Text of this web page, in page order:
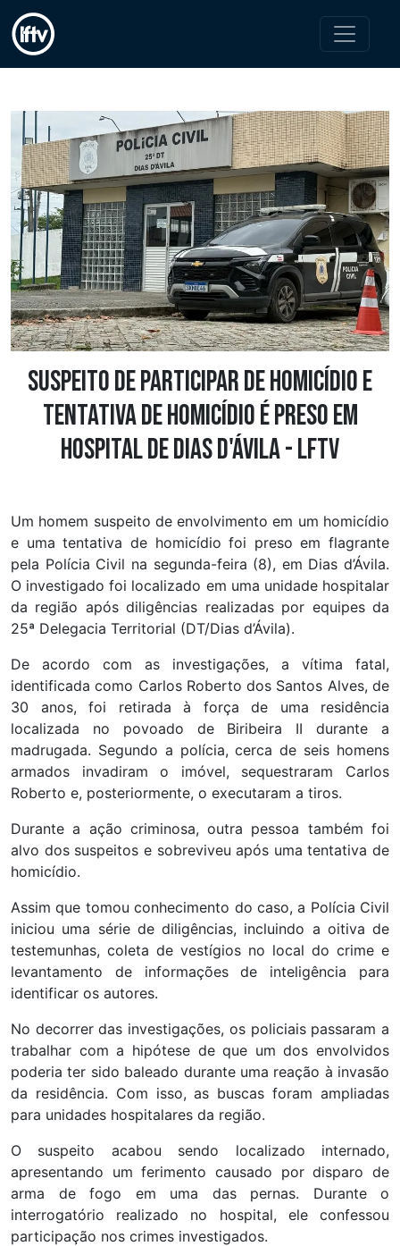
Suspeito de participar de homicídio e
tentativa de homicídio é preso em
hospital de Dias d'Ávila - LFTV
Um homem suspeito de envolvimento em um homicídio
e uma tentativa de homicídio foi preso em flagrante
pela Polícia Civil na segunda-feira (8), em Dias d’Ávila.
O investigado foi localizado em uma unidade hospitalar
da região após diligências realizadas por equipes da
25ª Delegacia Territorial (DT/Dias d’Ávila).
De acordo com as investigações, a vítima fatal,
identificada como Carlos Roberto dos Santos Alves, de
30 anos, foi retirada à força de uma residência
localizada no povoado de Biribeira II durante a
madrugada. Segundo a polícia, cerca de seis homens
armados invadiram o imóvel, sequestraram Carlos
Roberto e, posteriormente, o executaram a tiros.
Durante a ação criminosa, outra pessoa também foi
alvo dos suspeitos e sobreviveu após uma tentativa de
homicídio.
Assim que tomou conhecimento do caso, a Polícia Civil
iniciou uma série de diligências, incluindo a oitiva de
testemunhas, coleta de vestígios no local do crime e
levantamento de informações de inteligência para
identificar os autores.
No decorrer das investigações, os policiais passaram a
trabalhar com a hipótese de que um dos envolvidos
poderia ter sido baleado durante uma reação à invasão
da residência. Com isso, as buscas foram ampliadas
para unidades hospitalares da região.
O suspeito acabou sendo localizado internado,
apresentando um ferimento causado por disparo de
arma de fogo em uma das pernas. Durante o
interrogatório realizado no hospital, ele confessou
participação nos crimes investigados.